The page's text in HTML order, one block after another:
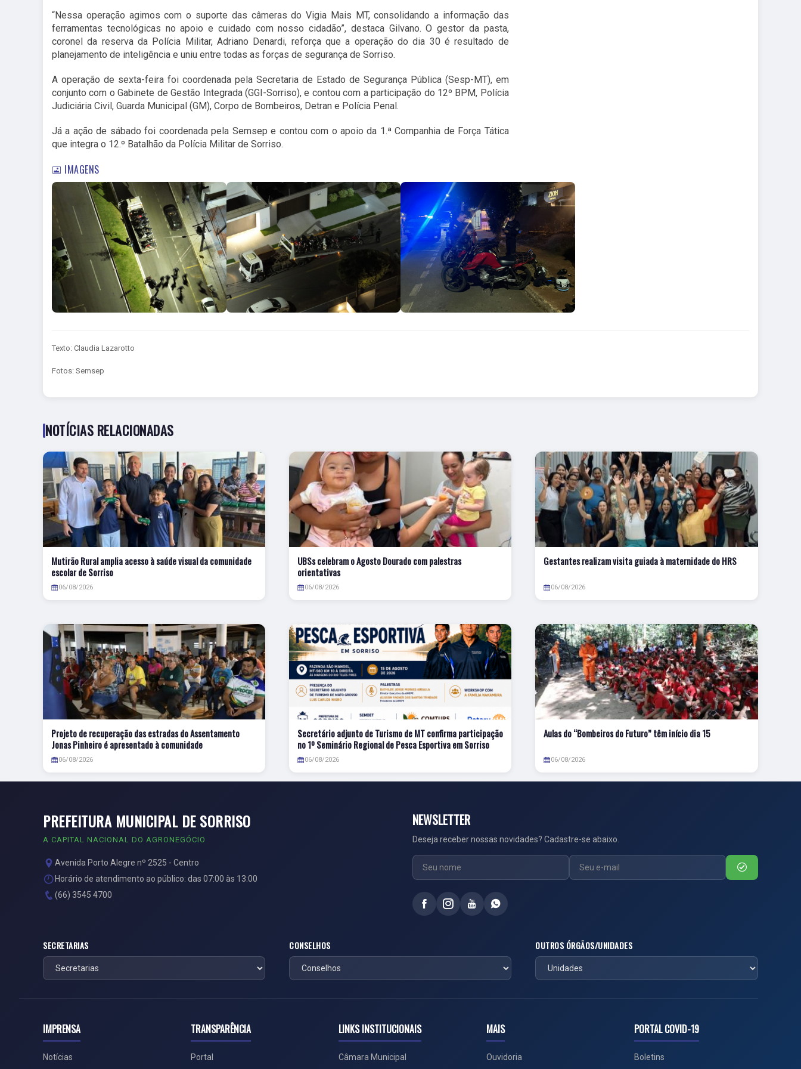
“Nessa operação agimos com o suporte das câmeras do Vigia Mais MT, consolidando a informação das
ferramentas tecnológicas no apoio e cuidado com nosso cidadão”, destaca Gilvano. O gestor da pasta,
coronel da reserva da Polícia Militar, Adriano Denardi, reforça que a operação do dia 30 é resultado de
planejamento de inteligência e uniu entre todas as forças de segurança de Sorriso.
A operação de sexta-feira foi coordenada pela Secretaria de Estado de Segurança Pública (Sesp-MT), em
conjunto com o Gabinete de Gestão Integrada (GGI-Sorriso), e contou com a participação do 12º BPM, Polícia
Judiciária Civil, Guarda Municipal (GM), Corpo de Bombeiros, Detran e Polícia Penal.
Já a ação de sábado foi coordenada pela Semsep e contou com o apoio da 1.ª Companhia de Força Tática
que integra o 12.º Batalhão da Polícia Militar de Sorriso.
IMAGENS
Texto: Claudia Lazarotto
Fotos: Semsep
NOTÍCIAS RELACIONADAS
Mutirão Rural amplia acesso à saúde visual da comunidade
escolar de Sorriso
06/08/2026
UBSs celebram o Agosto Dourado com palestras
orientativas
06/08/2026
Gestantes realizam visita guiada à maternidade do HRS
06/08/2026
Projeto de recuperação das estradas do Assentamento
Jonas Pinheiro é apresentado à comunidade
06/08/2026
Secretário adjunto de Turismo de MT confirma participação
no 1º Seminário Regional de Pesca Esportiva em Sorriso
06/08/2026
Aulas do “Bombeiros do Futuro” têm início dia 15
06/08/2026
PREFEITURA MUNICIPAL DE SORRISO
A CAPITAL NACIONAL DO AGRONEGÓCIO
Avenida Porto Alegre nº 2525 - Centro
Horário de atendimento ao público: das 07:00 às 13:00
(66) 3545 4700
NEWSLETTER
Deseja receber nossas novidades? Cadastre-se abaixo.
SECRETARIAS CONSELHOS OUTROS ÓRGÃOS/UNIDADES
IMPRENSA
Notícias
TRANSPARÊNCIA
Portal
LINKS INSTITUCIONAIS
Câmara Municipal
MAIS
Ouvidoria
PORTAL COVID-19
Boletins